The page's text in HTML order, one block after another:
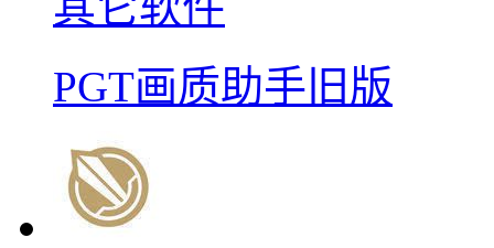
PGT画质助手旧版